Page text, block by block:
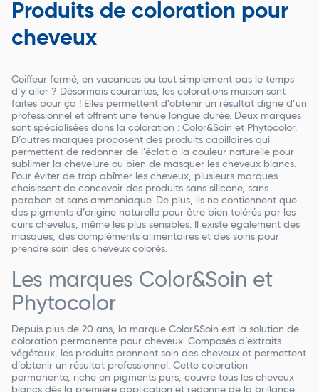
Produits de coloration pour
cheveux
Coiffeur fermé, en vacances ou tout simplement pas le temps
d’y aller ? Désormais courantes, les colorations maison sont
faites pour ça ! Elles permettent d’obtenir un résultat digne d’un
professionnel et offrent une tenue longue durée. Deux marques
sont spécialisées dans la coloration : Color&Soin et Phytocolor.
D’autres marques proposent des produits capillaires qui
permettent de redonner de l’éclat à la couleur naturelle pour
sublimer la chevelure ou bien de masquer les cheveux blancs.
Pour éviter de trop abîmer les cheveux, plusieurs marques
choisissent de concevoir des produits sans silicone, sans
paraben et sans ammoniaque. De plus, ils ne contiennent que
des pigments d’origine naturelle pour être bien tolérés par les
cuirs chevelus, même les plus sensibles. Il existe également des
masques, des compléments alimentaires et des soins pour
prendre soin des cheveux colorés.
Les marques Color&Soin et
Phytocolor
Depuis plus de 20 ans, la marque Color&Soin est la solution de
coloration permanente pour cheveux. Composés d’extraits
végétaux, les produits prennent soin des cheveux et permettent
d’obtenir un résultat professionnel. Cette coloration
permanente, riche en pigments purs, couvre tous les cheveux